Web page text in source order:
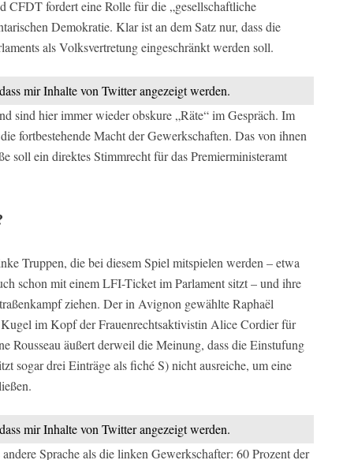
CFDT fordert eine Rolle für die „gesellschaftliche
Demokratie. Klar ist an dem Satz nur, dass die
als Volksvertretung eingeschränkt werden soll.
mir Inhalte von Twitter angezeigt werden.
sind hier immer wieder obskure „Räte“ im Gespräch. Im
fortbestehende Macht der Gewerkschaften. Das von ihnen
soll ein direktes Stimmrecht für das Premierministeramt
Truppen, die bei diesem Spiel mitspielen werden – etwa
schon mit einem LFI-Ticket im Parlament sitzt – und ihre
ziehen. Der in Avignon gewählte Raphaël
im Kopf der Frauenrechtsaktivistin Alice Cordier für
Rousseau äußert derweil die Meinung, dass die Einstufung
sogar drei Einträge als fiché S) nicht ausreiche, um eine
mir Inhalte von Twitter angezeigt werden.
Sprache als die linken Gewerkschafter: 60 Prozent der